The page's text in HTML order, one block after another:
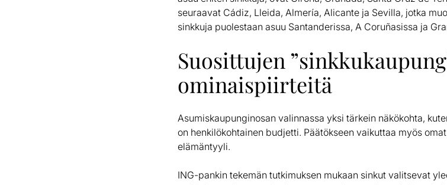
seuraavat Cádiz, Lleida, Almería, Alicante ja Sevilla, jotka
sinkkuja puolestaan asuu Santanderissa, A Coruñasissa ja
Suosittujen
ominaispiirteitä
Asumiskaupunginosan valinnassa yksi tärkein näkökohta,
on henkilökohtainen budjetti. Päätökseen vaikuttaa myös
elämäntyyli.
ING-pankin tekemän tutkimuksen mukaan sinkut valitsevat